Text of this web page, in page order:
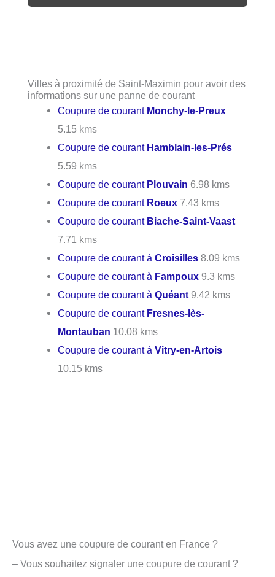
Villes à proximité de Saint-Maximin pour avoir des
informations sur une panne de courant
Coupure de courant Monchy-le-Preux
5.15 kms
Coupure de courant Hamblain-les-Prés
5.59 kms
Coupure de courant Plouvain 6.98 kms
Coupure de courant Roeux 7.43 kms
Coupure de courant Biache-Saint-Vaast
7.71 kms
Coupure de courant àCroisilles 8.09 kms
Coupure de courant à Fampoux 9.3 kms
Coupure de courant àQuéant 9.42 kms
Coupure de courant Fresnes-lès-
Montauban 10.08 kms
Coupure de courant àVitry-en-Artois
10.15 kms
Vous avez une coupure de courant en France ?
– Vous souhaitez signaler une coupure de courant ?